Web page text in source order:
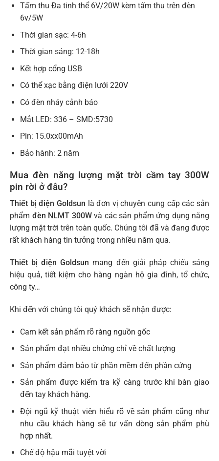
Tấm thu Đa tinh thể 6V/20W kèm tấm thu trên đèn
6v/5W
Thời gian sạc: 4-6h
Thời gian sáng: 12-18h
Kết hợp cổng USB
Có thể xạc bằng điện lưới 220V
Có đèn nháy cảnh báo
Mắt LED: 336 – SMD:5730
Pin: 15.0xx00mAh
Bảo hành: 2 năm
Mua đèn năng lượng mặt trời cầm tay 300W
pin rời ở đâu?
Thiết bị điện Goldsun là đơn vị chuyên cung cấp các sản
phẩm đèn NLMT 300W và các sản phẩm ứng dụng năng
lượng mặt trời trên toàn quốc. Chúng tôi đã và đang được
rất khách hàng tin tưởng trong nhiều năm qua.
Thiết bị điện Goldsun mang đến giải pháp chiếu sáng
hiệu quả, tiết kiệm cho hàng ngàn hộ gia đình, tổ chức,
công ty…
Khi đến với chúng tôi quý khách sẽ nhận được:
Cam kết sản phẩm rõ ràng nguồn gốc
Sản phẩm đạt nhiều chứng chỉ về chất lượng
Sản phẩm đảm bảo từ phần mềm đến phần cứng
Sản phẩm được kiểm tra kỹ càng trước khi bàn giao
đến tay khách hàng.
Đội ngũ kỹ thuật viên hiểu rõ về sản phẩm cũng như
nhu cầu khách hàng sẽ tư vấn dòng sản phẩm phù
hợp nhất.
Chế độ hậu mãi tuyệt vời